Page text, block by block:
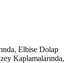
Elbise Dolap
Kaplamalarında,